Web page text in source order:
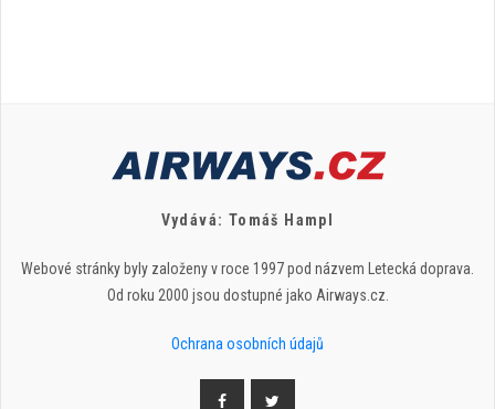
Vydává: Tomáš Hampl
Webové stránky byly založeny v roce 1997 pod názvem Letecká doprava.
Od roku 2000 jsou dostupné jako Airways.cz.
Ochrana osobních údajů